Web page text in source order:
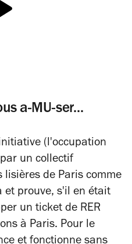
a-MU-ser...
(l'occupation
un collectif
lisières de Paris comme
et prouve, s'il en était
un ticket de RER
à Paris. Pour le
et fonctionne sans